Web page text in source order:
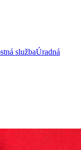
službaÚradná